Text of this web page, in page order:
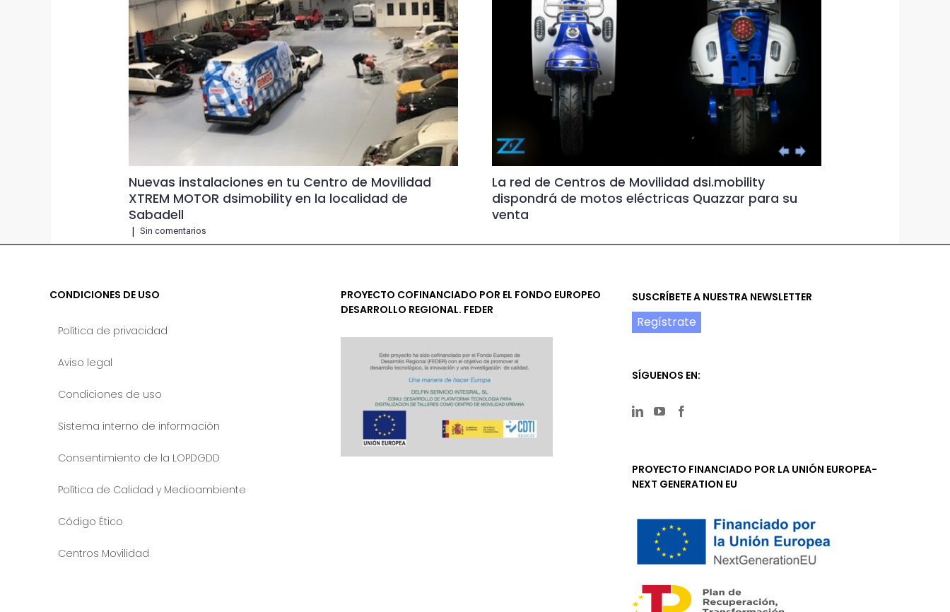
Nuevas instalaciones en tu Centro de Movilidad
XTREM MOTOR dsimobility en la localidad de
Sabadell
Sin comentarios
La red de Centros de Movilidad dsi.mobility
dispondrá de motos eléctricas Quazzar para su
venta
CONDICIONES DE USO
Política de privacidad
Aviso legal
Condiciones de uso
Sistema interno de información
Consentimiento de la LOPDGDD
Política de Calidad y Medioambiente
Código Ético
Centros Movilidad
PROYECTO COFINANCIADO POR EL FONDO EUROPEO
DESARROLLO REGIONAL. FEDER
SUSCRÍBETE A NUESTRA NEWSLETTER
Regístrate
SÍGUENOS EN:
PROYECTO FINANCIADO POR LA UNIÓN EUROPEA-
NEXT GENERATION EU